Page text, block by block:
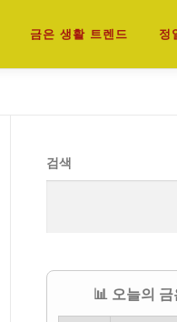
금은 생활 트렌드 정
검색
📊 오늘의